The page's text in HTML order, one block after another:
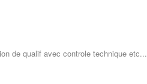
de qualif avec controle technique etc...